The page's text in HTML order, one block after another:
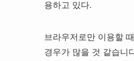
용하고 있다.
브라우저로만 이용할
경우가 많을 것 같습니